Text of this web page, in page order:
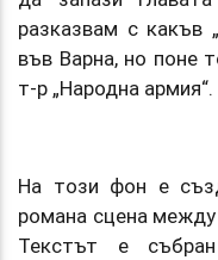
разказвам с какъв
във Варна, но поне
т-р „Народна армия“.
На този фон е
романа сцена
Текстът е